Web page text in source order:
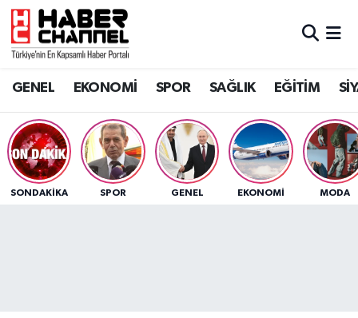
GENEL EKONOMİ SPOR SAĞLIK EĞİTİM
SONDAKIKA SPOR GENEL EKONOMİ MODA
GENEL
SPOR
SAĞLIK
Nöbetçi Eczaneler
Trafik Durumu
Süper Lig Puan Durumu ve Fikstür